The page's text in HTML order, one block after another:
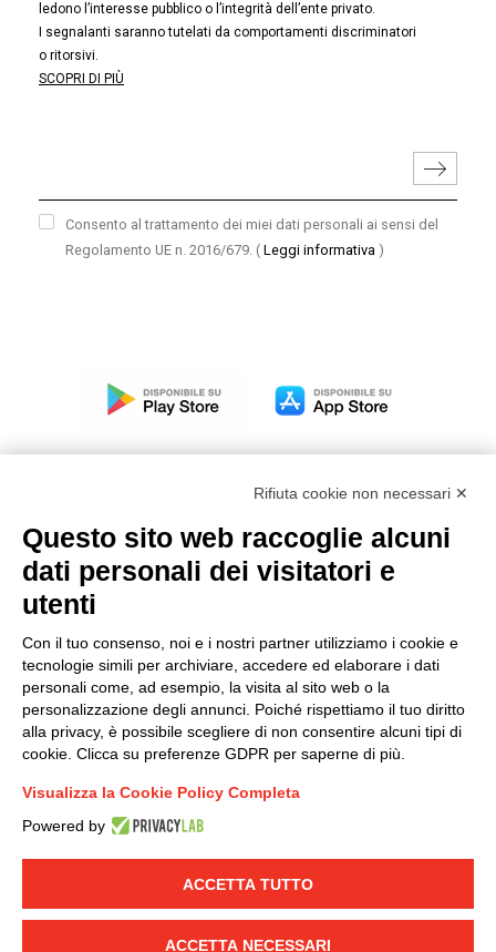
ledono l’interesse pubblico o l’integrità dell’ente privato.
I segnalanti saranno tutelati da comportamenti discriminatori
o ritorsivi.
SCOPRI DI PIÙ
Consento al trattamento dei miei dati personali ai sensi del
Regolamento UE n. 2016/679. ( Leggi informativa )
LINKEDIN YOUTUBE
© 2019 - DKC Europe - -
Cookie-Yourbiz
Modello organizzativo, gestione e controllo – D. lgs.
231/2001
Condizioni generali di vendita DKC Power Solutions
Condizioni generali di acquisto
Codice etico
Rifiuta cookie non necessari ✕
Questo sito web raccoglie alcuni
dati personali dei visitatori e
utenti
Con il tuo consenso, noi e i nostri partner utilizziamo i cookie e
tecnologie simili per archiviare, accedere ed elaborare i dati
personali come, ad esempio, la visita al sito web o la
personalizzazione degli annunci. Poiché rispettiamo il tuo diritto
alla privacy, è possibile scegliere di non consentire alcuni tipi di
cookie. Clicca su preferenze GDPR per saperne di più.
Visualizza la Cookie Policy Completa
Powered by
ACCETTA TUTTO
ACCETTA NECESSARI